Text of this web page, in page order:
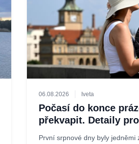
06.08.2026 Iveta
Počasí do konce
překvapit. Detaily
První srpnové dny byly jedněmi